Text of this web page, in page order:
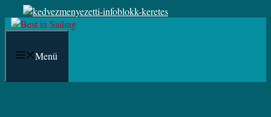
Kilépés
Menü